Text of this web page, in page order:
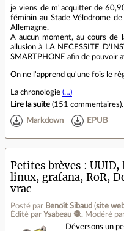
je viens de m"acquitter de
féminin au Stade Vélodrome
Allemagne.
A aucun moment, au cours de
allusion à LA NECESSITE
SMARTPHONE afin de pouvoir
On ne l'apprend qu'une fois le
La chronologie (…)
Lire la suite (151 commentaires).
Markdown EPUB
Petites brèves : UUID,
linux, grafana, RoR,
vrac
Posté par Benoît Sibaud (site
Édité par Ysabeau 🧶. Modéré
Déversons un